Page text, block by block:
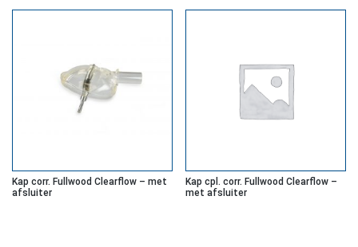
Kap corr. Fullwood Clearflow – met
afsluiter
Kap cpl. corr. Fullwood Clearflow –
met afsluiter